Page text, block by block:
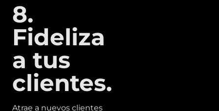
8.
Fideliza
a tus
clientes.
Atrae a nuevos clientes